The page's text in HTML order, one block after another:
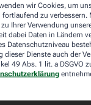
wir Cookies, um
zu verbessern.
Ihrer Verwendung
dabei Daten in Ländern
Datenschutzniveau
Dienste auch der
49 Abs. 1 lit. a DSGVO
der Apotheke
Informationen